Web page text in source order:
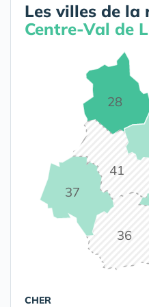
Les villes de la
Centre-Val de
28
36
37
41
CHER